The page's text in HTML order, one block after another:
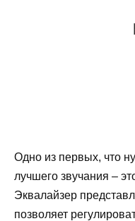
Одно из первых, что
лучшего звучания –
Эквалайзер
позволяет